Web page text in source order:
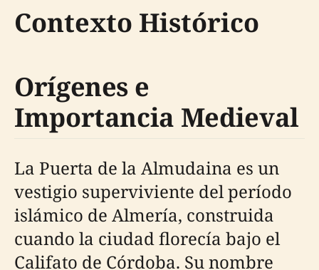
Contexto Histórico
Orígenes e
Importancia Medieval
La Puerta de la Almudaina es un
vestigio superviviente del período
islámico de Almería, construida
cuando la ciudad florecía bajo el
Califato de Córdoba. Su nombre